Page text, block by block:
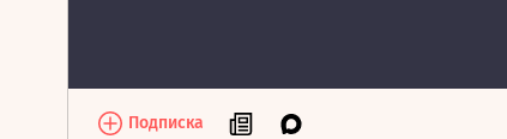
Подписка